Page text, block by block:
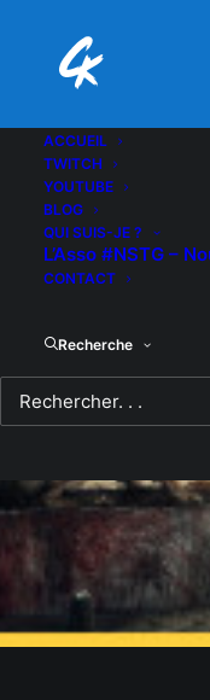
ACCUEIL
TWITCH
YOUTUBE
BLOG
QUI SUIS-JE ?
L’Asso #NSTG –
CONTACT
Recherche